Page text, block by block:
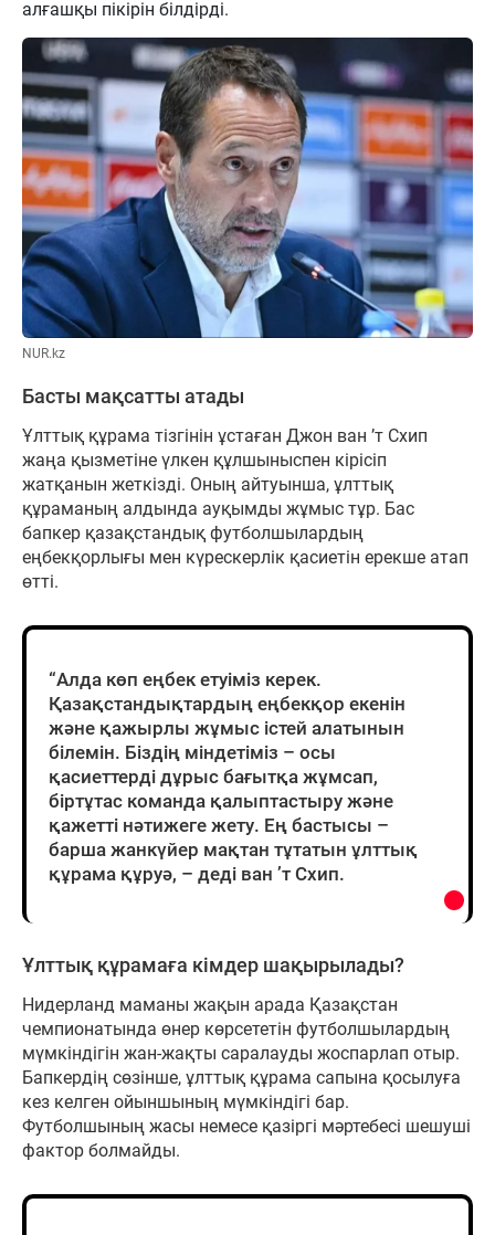
алғашқы пікірін білдірді.
NUR.kz
Басты мақсатты атады
Ұлттық құрама тізгінін ұстаған Джон ван ’т Схип
жаңа қызметіне үлкен құлшыныспен кірісіп
жатқанын жеткізді. Оның айтуынша, ұлттық
құраманың алдында ауқымды жұмыс тұр. Бас
бапкер қазақстандық футболшылардың
еңбекқорлығы мен күрескерлік қасиетін ерекше атап
өтті.
“Алда көп еңбек етуіміз керек.
Қазақстандықтардың еңбекқор екенін
және қажырлы жұмыс істей алатынын
білемін. Біздің міндетіміз – осы
қасиеттерді дұрыс бағытқа жұмсап,
біртұтас команда қалыптастыру және
қажетті нәтижеге жету. Ең бастысы –
барша жанкүйер мақтан тұтатын ұлттық
құрама құруә, – деді ван ’т Схип.
Ұлттық құрамаға кімдер шақырылады?
Нидерланд маманы жақын арада Қазақстан
чемпионатында өнер көрсететін футболшылардың
мүмкіндігін жан-жақты саралауды жоспарлап отыр.
Бапкердің сөзінше, ұлттық құрама сапына қосылуға
кез келген ойыншының мүмкіндігі бар.
Футболшының жасы немесе қазіргі мәртебесі шешуші
фактор болмайды.